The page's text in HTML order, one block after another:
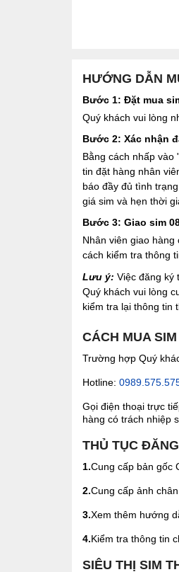
HƯỚNG DẪN
Bước 1: Đặt mua
Quý khách vui lòng
Bước 2: Xác nhận
Bằng cách nhấp vào
tin đặt hàng nhân
báo đầy đủ tình
giá sim và hẹn thời
Bước 3: Giao sim
Nhân viên giao
cách kiểm tra thông
Lưu ý: Việc đăng ký
Quý khách vui lòng
kiểm tra lại thông tin
CÁCH MUA
Trường hợp Quý
Hotline:
Gọi điện thoại trực
hàng có trách nhiệp
THỦ TỤC
1.Cung cấp bản gốc
2.Cung cấp ảnh
3.Xem thêm hướng
4.Kiểm tra thông tin
SIÊU THỊ SIM